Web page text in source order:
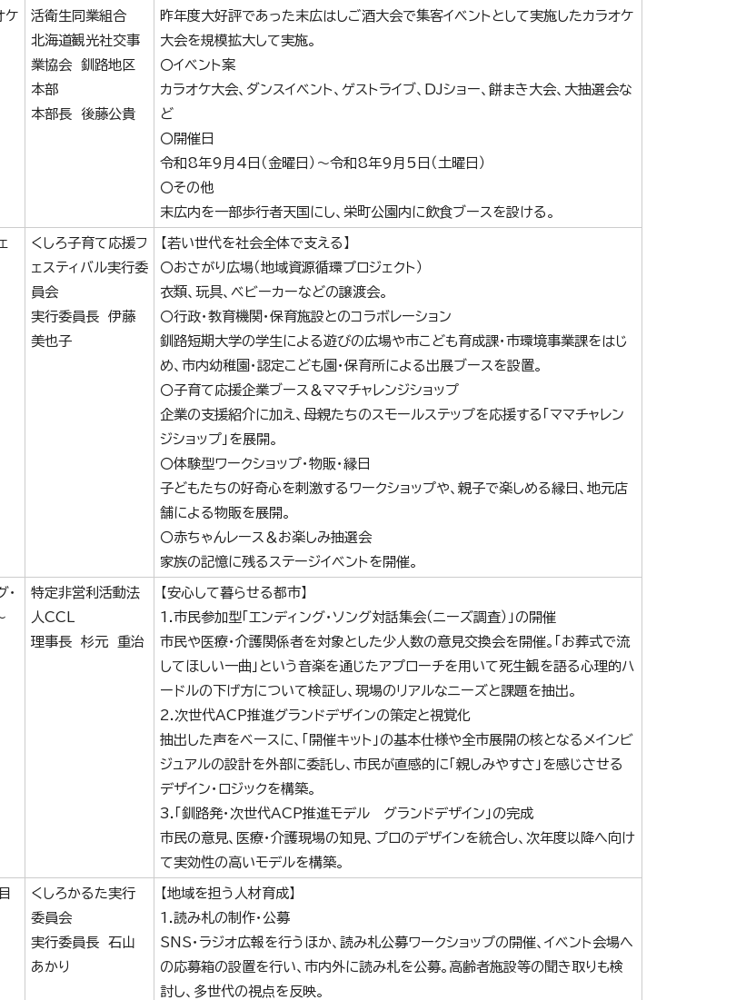
ケ
活衛生同業組合
北海道観光社交事
業協会 釧路地区
本部
本部長 後藤公貴
昨年度大好評であった末広はしご酒大会で集客イベントとして実施したカラオケ
大会を規模拡大して実施。
〇イベント案
カラオケ大会、ダンスイベント、ゲストライブ、DJショー、餅まき大会、大抽選会な
ど
〇開催日
令和8年9月4日（金曜日）～令和8年9月5日（土曜日）
〇その他
末広内を一部歩行者天国にし、栄町公園内に飲食ブースを設ける。
くしろ子育て応援フ
ェスティバル実行委
員会
実行委員長 伊藤
美也子
【若い世代を社会全体で支える】
〇おさがり広場（地域資源循環プロジェクト）
衣類、玩具、ベビーカーなどの譲渡会。
〇行政・教育機関・保育施設とのコラボレーション
釧路短期大学の学生による遊びの広場や市こども育成課・市環境事業課をはじ
め、市内幼稚園・認定こども園・保育所による出展ブースを設置。
〇子育て応援企業ブース＆ママチャレンジショップ
企業の支援紹介に加え、母親たちのスモールステップを応援する「ママチャレン
ジショップ」を展開。
〇体験型ワークショップ・物販・縁日
子どもたちの好奇心を刺激するワークショップや、親子で楽しめる縁日、地元店
舗による物販を展開。
〇赤ちゃんレース＆お楽しみ抽選会
家族の記憶に残るステージイベントを開催。
特定非営利活動法
人CCL
理事長 杉元 重治
【安心して暮らせる都市】
1.市民参加型「エンディング・ソング対話集会（ニーズ調査）」の開催
市民や医療・介護関係者を対象とした少人数の意見交換会を開催。「お葬式で流
してほしい一曲」という音楽を通じたアプローチを用いて死生観を語る心理的ハ
ードルの下げ方について検証し、現場のリアルなニーズと課題を抽出。
2.次世代ACP推進グランドデザインの策定と視覚化
抽出した声をベースに、「開催キット」の基本仕様や全市展開の核となるメインビ
ジュアルの設計を外部に委託し、市民が直感的に「親しみやすさ」を感じさせる
デザイン・ロジックを構築。
3.「釧路発・次世代ACP推進モデル グランドデザイン」の完成
市民の意見、医療・介護現場の知見、プロのデザインを統合し、次年度以降へ向け
て実効性の高いモデルを構築。
くしろかるた実行
委員会
実行委員長 石山
あかり
【地域を担う人材育成】
1.読み札の制作・公募
SNS・ラジオ広報を行うほか、読み札公募ワークショップの開催、イベント会場へ
の応募箱の設置を行い、市内外に読み札を公募。高齢者施設等の聞き取りも検
討し、多世代の視点を反映。